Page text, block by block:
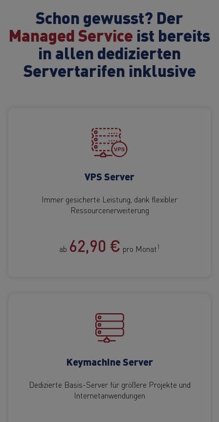
Schon gewusst? Der
Managed Service ist bereits
in allen dedizierten
Servertarifen inklusive
VPS Server
Immer gesicherte Leistung, dank flexibler
Ressourcenerweiterung
ab 62,90 € pro Monat1
Keymachine Server
Dedizierte Basis-Server für größere Projekte und
Internetanwendungen